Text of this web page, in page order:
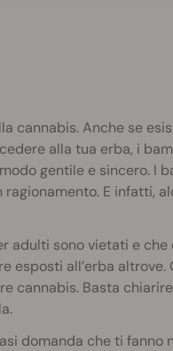
cannabis. Anche se
alla tua erba, i
gentile e sincero. I
E infatti,
sono vietati e
esposti all’erba altrove.
cannabis. Basta
domanda che ti fanno